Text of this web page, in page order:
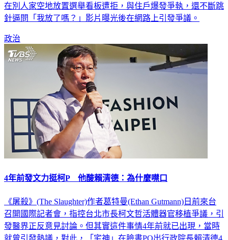
在別人家空地放置選舉看板遭拒，與住戶爆發爭執，還不斷跳
針逼問「我放了嗎？」影片曝光後在網路上引發爭議。
政治
4年前發文力挺柯P 他酸賴清德：為什麼噤口
《屠殺》(The Slaughter)作者葛特曼(Ethan Gutmann)日前來台
召開國際記者會，指控台北市長柯文哲活體器官移植爭議，引
發醫界正反意見討論。但其實這件事情4年前就已出現，當時
就曾引發熱議，對此，「宅神」在臉書PO出行政院長賴清德4